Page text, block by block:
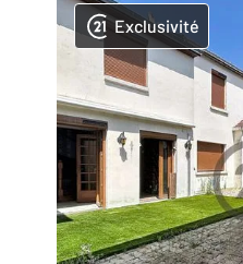
Exclusivité